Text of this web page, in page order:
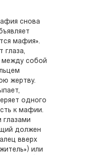
снова
мафия».
глаза,
между собой
жертву.
одного
к мафии.
глазами
должен
вверх
или